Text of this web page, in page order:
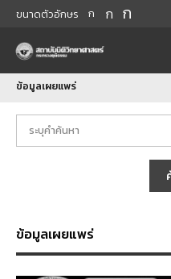
ขนาดตัวอักษร ก ก ก
ข้อมูลเผยแพร่
ข้อมูลเผยแพร่